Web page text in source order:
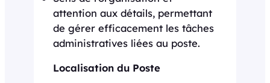
attention aux détails, permettant
de gérer efficacement les tâches
administratives liées au poste.
Localisation du Poste